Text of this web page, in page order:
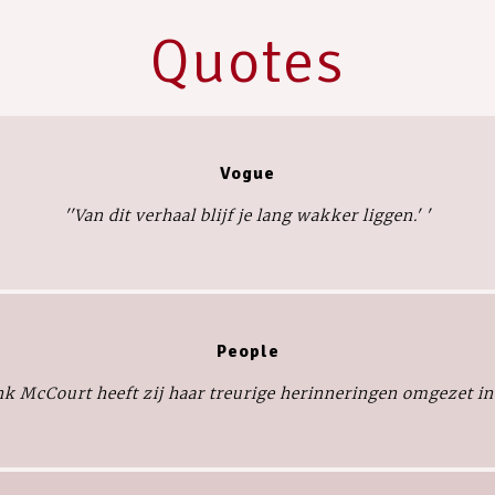
Quotes
Vogue
''Van dit verhaal blijf je lang wakker liggen.' '
People
McCourt heeft zij haar treurige herinneringen omgezet